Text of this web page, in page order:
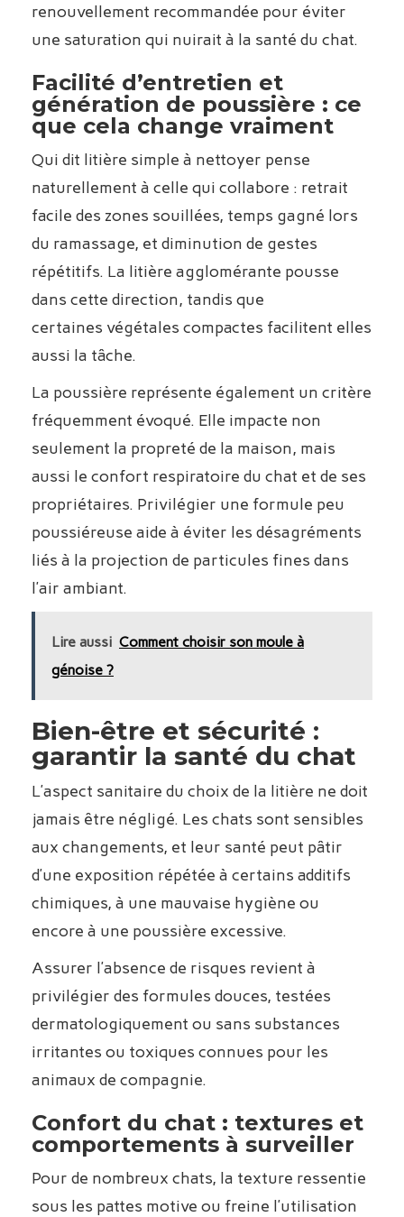
renouvellement recommandée pour éviter
une saturation qui nuirait à la santé du chat.
Facilité d’entretien et
génération de poussière : ce
que cela change vraiment
Qui dit litière simple à nettoyer pense
naturellement à celle qui collabore : retrait
facile des zones souillées, temps gagné lors
du ramassage, et diminution de gestes
répétitifs. La litière agglomérante pousse
dans cette direction, tandis que
certaines végétales compactes facilitent elles
aussi la tâche.
La poussière représente également un critère
fréquemment évoqué. Elle impacte non
seulement la propreté de la maison, mais
aussi le confort respiratoire du chat et de ses
propriétaires. Privilégier une formule peu
poussiéreuse aide à éviter les désagréments
liés à la projection de particules fines dans
l’air ambiant.
Lire aussi Comment choisir son moule à
génoise ?
Bien-être et sécurité :
garantir la santé du chat
L’aspect sanitaire du choix de la litière ne doit
jamais être négligé. Les chats sont sensibles
aux changements, et leur santé peut pâtir
d’une exposition répétée à certains additifs
chimiques, à une mauvaise hygiène ou
encore à une poussière excessive.
Assurer l’absence de risques revient à
privilégier des formules douces, testées
dermatologiquement ou sans substances
irritantes ou toxiques connues pour les
animaux de compagnie.
Confort du chat : textures et
comportements à surveiller
Pour de nombreux chats, la texture ressentie
sous les pattes motive ou freine l’utilisation